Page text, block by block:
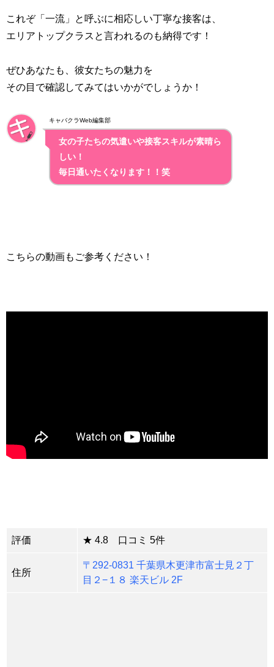
これぞ「一流」と呼ぶに相応しい丁寧な接客は、
エリアトップクラスと言われるのも納得です！
ぜひあなたも、彼女たちの魅力を
その目で確認してみてはいかがでしょうか！
キャバクラWeb編集部
女の子たちの気遣いや接客スキルが素晴ら
しい！
毎日通いたくなります！！笑
こちらの動画もご参考ください！
評価 ★ 4.8 口コミ 5件
住所
〒292-0831 千葉県木更津市富士見２丁
目２−１８ 楽天ビル 2F